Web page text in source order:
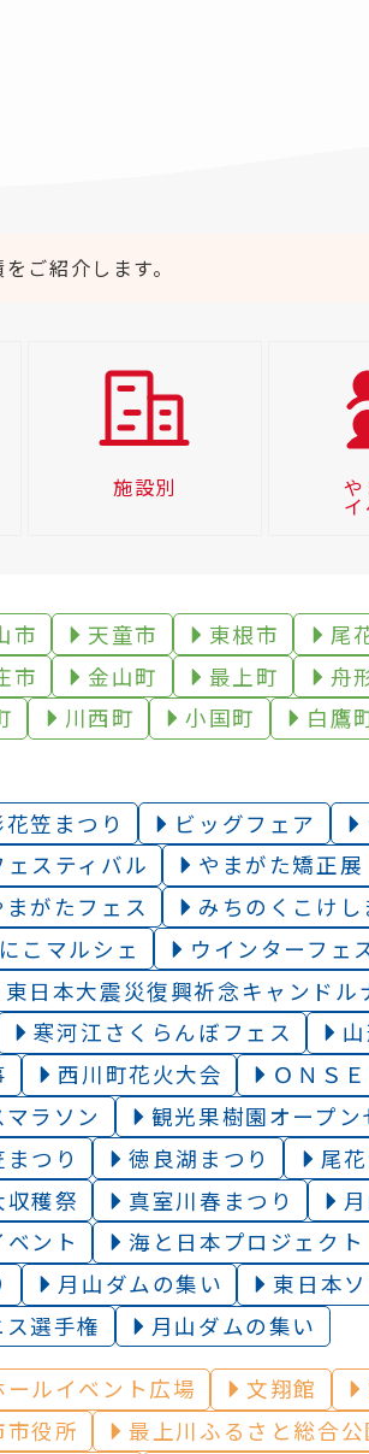
ご紹介します。
施設別
市 天童市 東根市 尾
市 金山町 最上町 舟
川西町 小国町 白鷹
笠まつり ビッグフェア
ェスティバル やまがた矯正展
がたフェス みちのくこけし
こマルシェ ウインターフェ
東日本大震災復興祈念キャンドル
寒河江さくらんぼフェス
西川町花火大会 ＯＮＳ
ラソン 観光果樹園オープン
つり 徳良湖まつり 尾
収穫祭 真室川春まつり
ント 海と日本プロジェクト
月山ダムの集い 東日本
選手権 月山ダムの集い
ルイベント広場 文翔館
市役所 最上川ふるさと総合公